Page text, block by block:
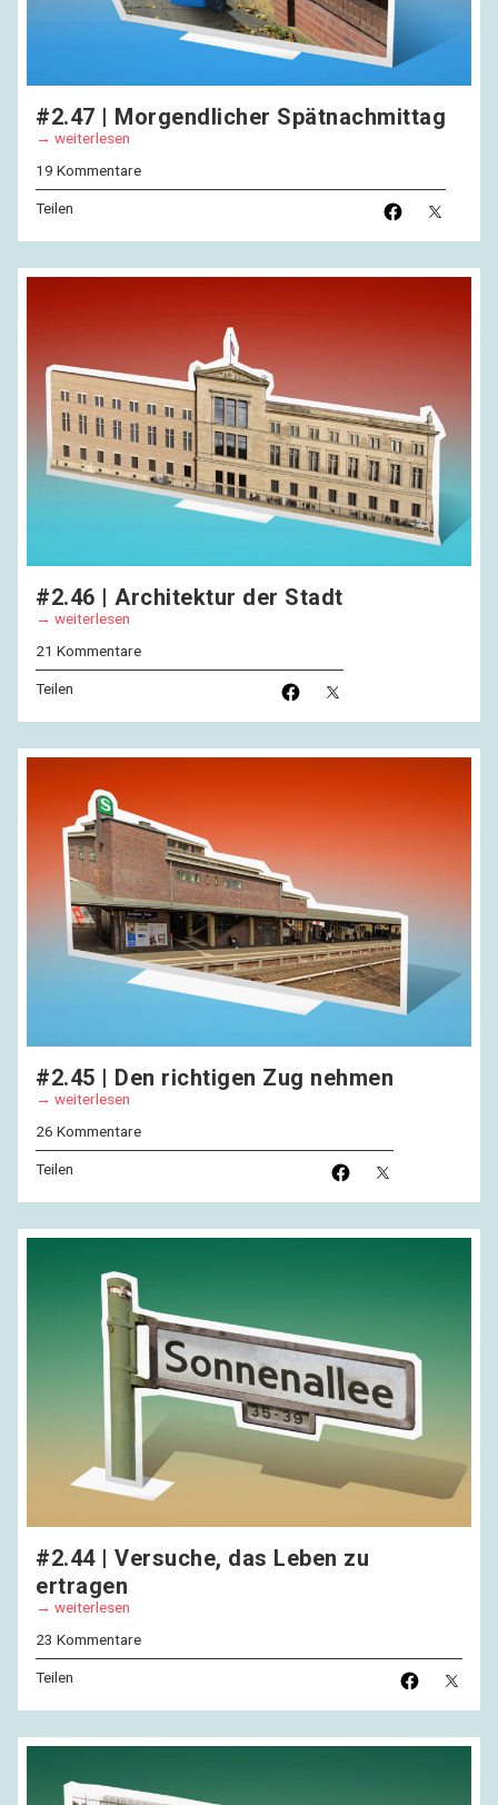
#2.47 | Morgendlicher Spätnachmittag
weiterlesen
19 Kommentare
Teilen
#2.46 | Architektur der Stadt
weiterlesen
21 Kommentare
Teilen
#2.45 | Den richtigen Zug nehmen
weiterlesen
26 Kommentare
Teilen
#2.44 | Versuche, das Leben zu
ertragen
weiterlesen
23 Kommentare
Teilen